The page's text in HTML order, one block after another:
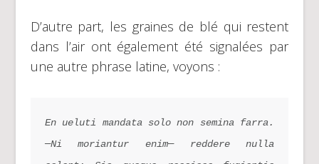
D’autre part, les graines de blé qui restent
dans l’air ont également été signalées par
une autre phrase latine, voyons :
En ueluti mandata solo non semina farra.
─Ni moriantur enim─ reddere nulla